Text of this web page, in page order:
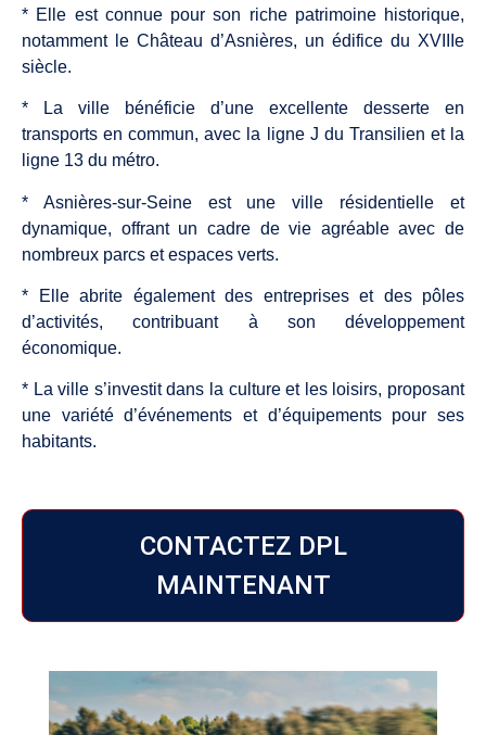
* Elle est connue pour son riche patrimoine historique,
notamment le Château d’Asnières, un édifice du XVIIIe
siècle.
* La ville bénéficie d’une excellente desserte en
transports en commun, avec la ligne J du Transilien et la
ligne 13 du métro.
* Asnières-sur-Seine est une ville résidentielle et
dynamique, offrant un cadre de vie agréable avec de
nombreux parcs et espaces verts.
* Elle abrite également des entreprises et des pôles
d’activités, contribuant à son développement
économique.
* La ville s’investit dans la culture et les loisirs, proposant
une variété d’événements et d’équipements pour ses
habitants.
CONTACTEZ DPL
MAINTENANT